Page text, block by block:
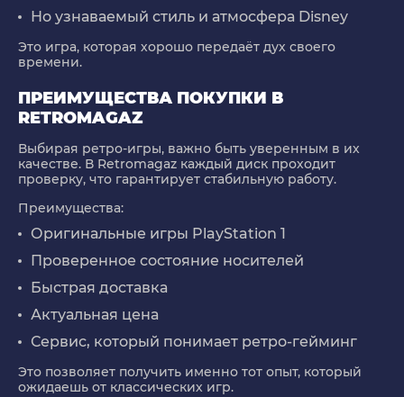
Но узнаваемый стиль и атмосфера Disney
Это игра, которая хорошо передаёт дух своего
времени.
ПРЕИМУЩЕСТВА ПОКУПКИ В
RETROMAGAZ
Выбирая ретро-игры, важно быть уверенным в их
качестве. В Retromagaz каждый диск проходит
проверку, что гарантирует стабильную работу.
Преимущества:
Оригинальные игры PlayStation 1
Проверенное состояние носителей
Быстрая доставка
Актуальная цена
Сервис, который понимает ретро-гейминг
Это позволяет получить именно тот опыт, который
ожидаешь от классических игр.